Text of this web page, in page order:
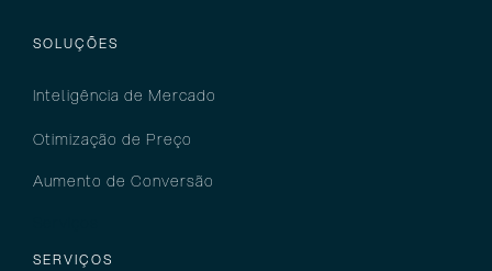
SOLUÇÕES
Inteligência de Mercado
Otimização de Preço
Aumento de Conversão
SERVIÇOS